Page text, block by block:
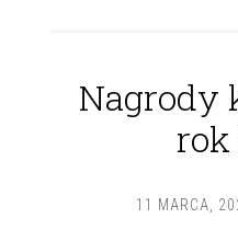
Nagrody
rok
11 MARCA,